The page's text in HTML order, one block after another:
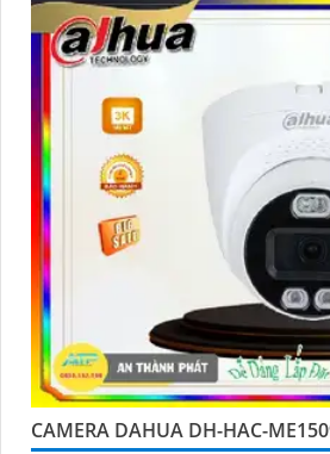
CAMERA DAHUA DH-HAC-